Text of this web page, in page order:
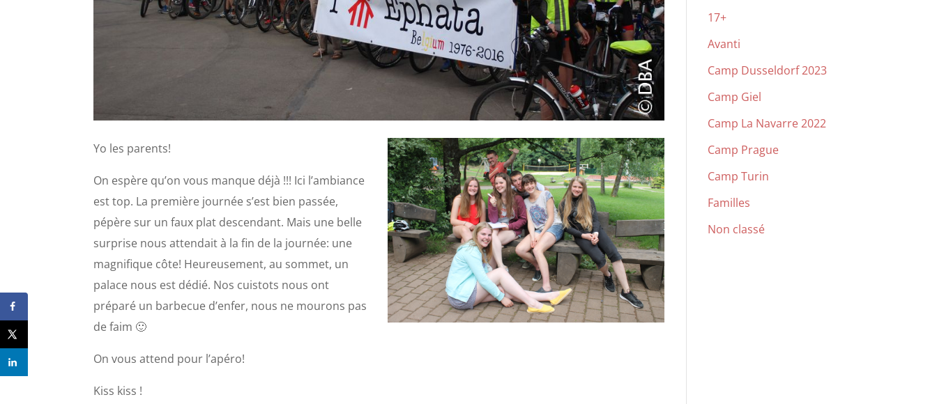
Yo les parents!
On espère qu’on vous manque déjà !!! Ici l’ambiance
est top. La première journée s’est bien passée,
pépère sur un faux plat descendant. Mais une belle
surprise nous attendait à la fin de la journée: une
magnifique côte! Heureusement, au sommet, un
palace nous est dédié. Nos cuistots nous ont
préparé un barbecue d’enfer, nous ne mourons pas
de faim 🙂
On vous attend pour l’apéro!
Kiss kiss !
17+
Avanti
Camp Dusseldorf 2023
Camp Giel
Camp La Navarre 2022
Camp Prague
Camp Turin
Familles
Non classé